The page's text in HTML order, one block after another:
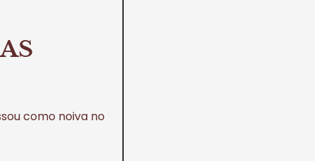
como noiva no